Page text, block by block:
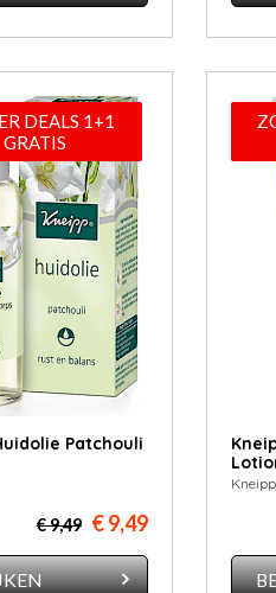
DEALS 1+1
GRATIS
Patchouli
€ 9,49 € 9,49